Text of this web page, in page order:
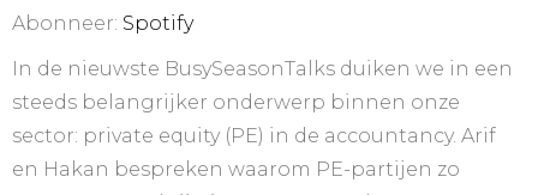
Abonneer: Spotify
In de nieuwste BusySeasonTalks duiken we in een
steeds belangrijker onderwerp binnen onze
sector: private equity (PE) in de accountancy. Arif
en Hakan bespreken waarom PE-partijen zo